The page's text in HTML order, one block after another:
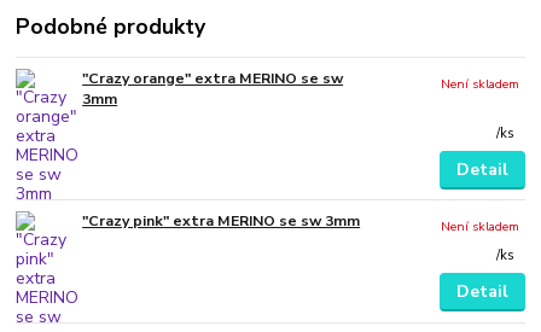
Podobné produkty
"Crazy orange" extra MERINO se sw
3mm
/ks
Není skladem
Detail
"Crazy pink" extra MERINO se sw 3mm
/ks
Není skladem
Detail